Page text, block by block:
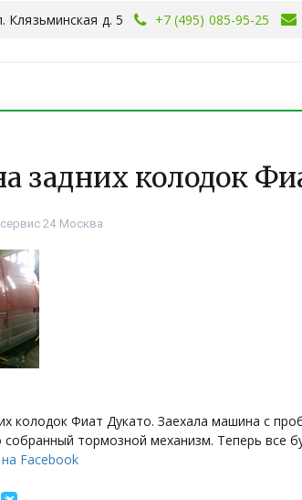
Клязьминская д. 5 +7 (495) 085-95-25
задних колодок
24 Москва
колодок Фиат Дукато. Заехала машина с
собранный тормозной механизм. Теперь все
Facebook